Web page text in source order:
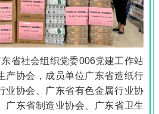
省社会组织党委006党建工作站
产协会，成员单位广东省造纸行
业协会、广东省有色金属行业协
广东省制造业协会、广东省卫生